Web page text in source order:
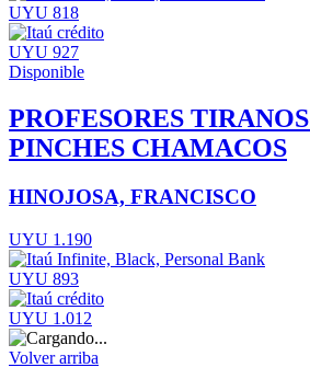
UYU 818
UYU 927
Disponible
PROFESORES
PINCHES CHAMACOS
HINOJOSA, FRANCISCO
UYU 1.190
UYU 893
UYU 1.012
Volver arriba